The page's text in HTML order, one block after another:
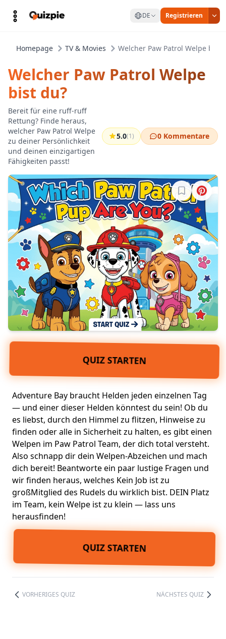
DE Registrieren
Homepage TV & Movies Welcher Paw Patrol Welpe bist
Welcher Paw Patrol Welpe
bist du?
Bereit für eine ruff-ruff
Rettung? Finde heraus,
welcher Paw Patrol Welpe
zu deiner Persönlichkeit
und deinen einzigartigen
Fähigkeiten passt!
5.0(1) 0 Kommentare
Melde dich
QUIZ STARTEN
Adventure Bay braucht Helden jeden einzelnen Tag
— und einer dieser Helden könntest du sein! Ob du
es liebst, durch den Himmel zu flitzen, Hinweise zu
finden oder alle in Sicherheit zu halten, es gibt einen
Welpen im Paw Patrol Team, der dich total versteht.
Also schnapp dir dein Welpen-Abzeichen und mach
dich bereit! Beantworte ein paar lustige Fragen und
wir finden heraus, welches Kein Job ist zu
großMitglied des Rudels du wirklich bist. DEIN Platz
im Team, kein Welpe ist zu klein — lass uns
herausfinden!
QUIZ STARTEN
VORHERIGES QUIZ NÄCHSTES QUIZ